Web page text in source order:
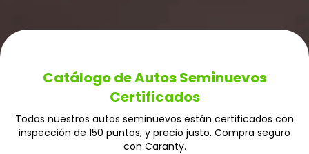
Catálogo de Autos Seminuevos
Certificados
Todos nuestros autos seminuevos están certificados con
inspección de 150 puntos, y precio justo. Compra seguro
con Caranty.